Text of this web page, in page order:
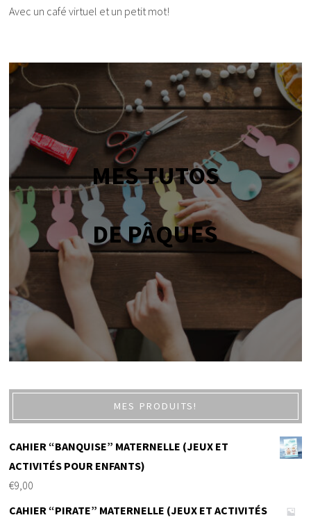
Avec un café virtuel et un petit mot!
MES TUTOS
DE PÂQUES
MES PRODUITS!
CAHIER “BANQUISE” MATERNELLE (JEUX ET
ACTIVITÉS POUR ENFANTS)
€9,00
CAHIER “PIRATE” MATERNELLE (JEUX ET ACTIVITÉS